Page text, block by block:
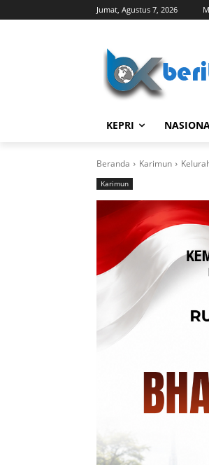
Jumat, Agustus 7, 2026
KEPRI
Beranda Karimun
Karimun